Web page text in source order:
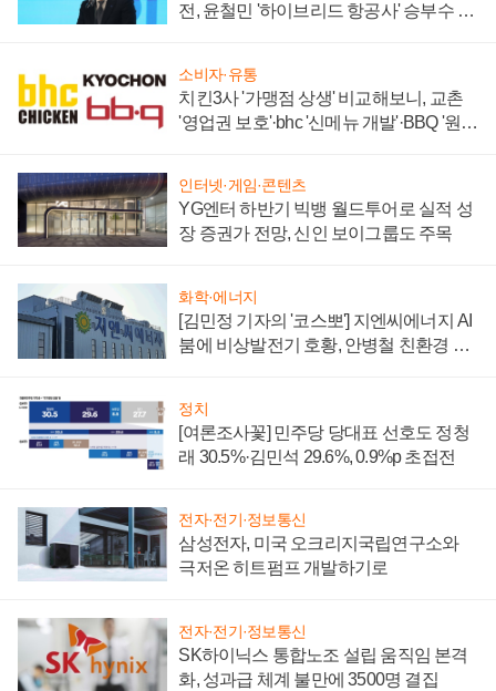
전, 윤철민 '하이브리드 항공사' 승부수 통
소비자·유통
치킨3사 '가맹점 상생' 비교해보니, 교촌
'영업권 보호'·bhc '신메뉴 개발'·BBQ '원가
인터넷·게임·콘텐츠
YG엔터 하반기 빅뱅 월드투어로 실적 성
장 증권가 전망, 신인 보이그룹도 주목
화학·에너지
[김민정 기자의 '코스뽀'] 지엔씨에너지 AI
붐에 비상발전기 호황, 안병철 친환경 에
정치
[여론조사꽃] 민주당 당대표 선호도 정청
래 30.5%·김민석 29.6%, 0.9%p 초접전
전자·전기·정보통신
삼성전자, 미국 오크리지국립연구소와
극저온 히트펌프 개발하기로
전자·전기·정보통신
SK하이닉스 통합노조 설립 움직임 본격
화, 성과급 체계 불만에 3500명 결집